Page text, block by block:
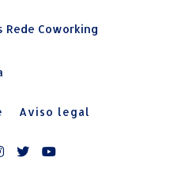
Rede Coworking
Aviso legal